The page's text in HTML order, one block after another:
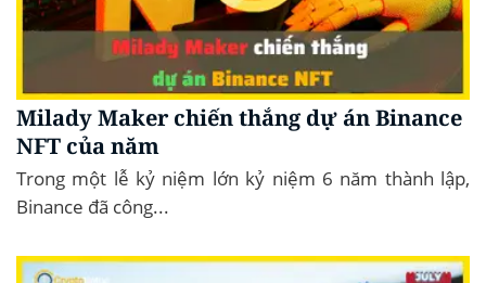
Milady Maker chiến thắng dự án Binance
NFT của năm
Trong một lễ kỷ niệm lớn kỷ niệm 6 năm thành lập,
Binance đã công...